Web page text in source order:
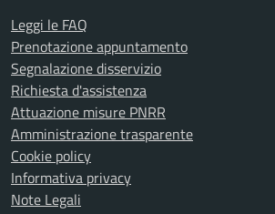
Leggi le FAQ
Prenotazione appuntamento
Segnalazione disservizio
Richiesta d'assistenza
Attuazione misure PNRR
Amministrazione trasparente
Cookie policy
Informativa privacy
Note Legali